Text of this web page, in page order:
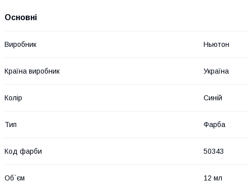
Основні
Виробник Ньютон
Країна виробник Україна
Колір Синій
Тип Фарба
Код фарби 50343
Об`єм 12 мл